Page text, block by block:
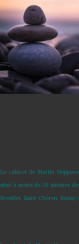
Le cabinet de Martin
situé à moins de 20 minutes
Breuillet, Saint-Chéron,